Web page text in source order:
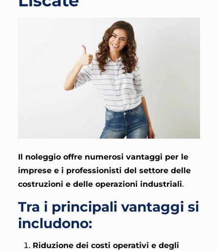
Il noleggio offre numerosi vantaggi per le
imprese e i professionisti del settore delle
costruzioni e delle operazioni industriali.
Tra i principali vantaggi si
includono:
Riduzione dei costi operativi e degli